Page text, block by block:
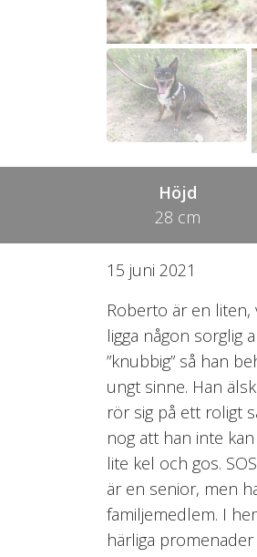
Höjd
28 cm
15 juni 2021
Roberto är en liten,
ligga någon sorglig
”knubbig” så han
ungt sinne. Han
rör sig på ett roligt
nog att han inte
lite kel och gos.
är en senior, men
familjemedlem. I
härliga